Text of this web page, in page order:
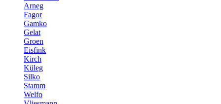
Arneg
Fagor
Gamko
Gelat
Groen
Eisfink
Kirch
Küleg
Silko
Stamm
Welfo